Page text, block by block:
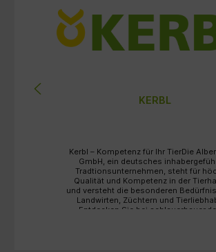
KERBL
Kerbl – Kompetenz für Ihr TierDie
GmbH, ein deutsches
Tradtionsunternehmen, steht für
Qualität und Kompetenz in der
und versteht die besonderen
Landwirten, Züchtern und
Entdecken Sie bei